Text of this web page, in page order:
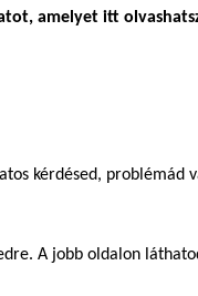
amelyet itt
kérdésed, problémád
A jobb oldalon